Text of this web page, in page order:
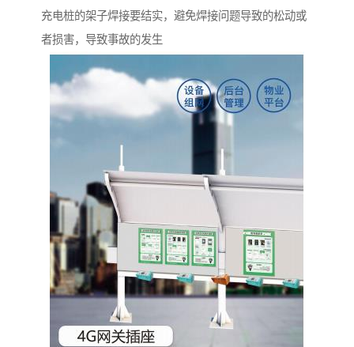
充电桩的架子焊接要结实，避免焊接问题导致的松动或
者损害，导致事故的发生